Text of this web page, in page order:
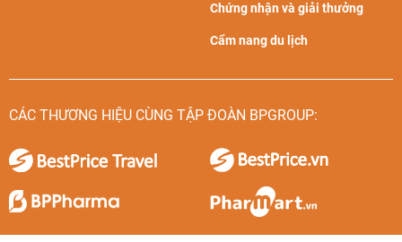
Chứng nhận và giải thưởng
Cẩm nang du lịch
CÁC THƯƠNG HIỆU CÙNG TẬP ĐOÀN BPGROUP: